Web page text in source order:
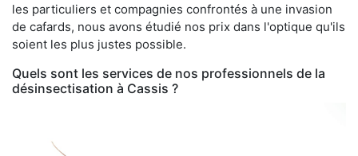
les particuliers et compagnies confrontés à une invasion
de cafards, nous avons étudié nos prix dans l'optique qu'ils
soient les plus justes possible.
Quels sont les services de nos professionnels de la
désinsectisation à Cassis ?